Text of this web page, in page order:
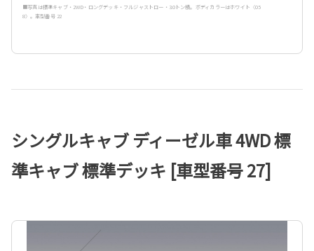
■写真は標準キャブ・2WD・ロングデッキ・フルジャストロー・3.0トン積。ボディカラーはホワイト〈05
8〉。車型番号 22
シングルキャブ ディーゼル車 4WD 標
準キャブ 標準デッキ [車型番号 27]